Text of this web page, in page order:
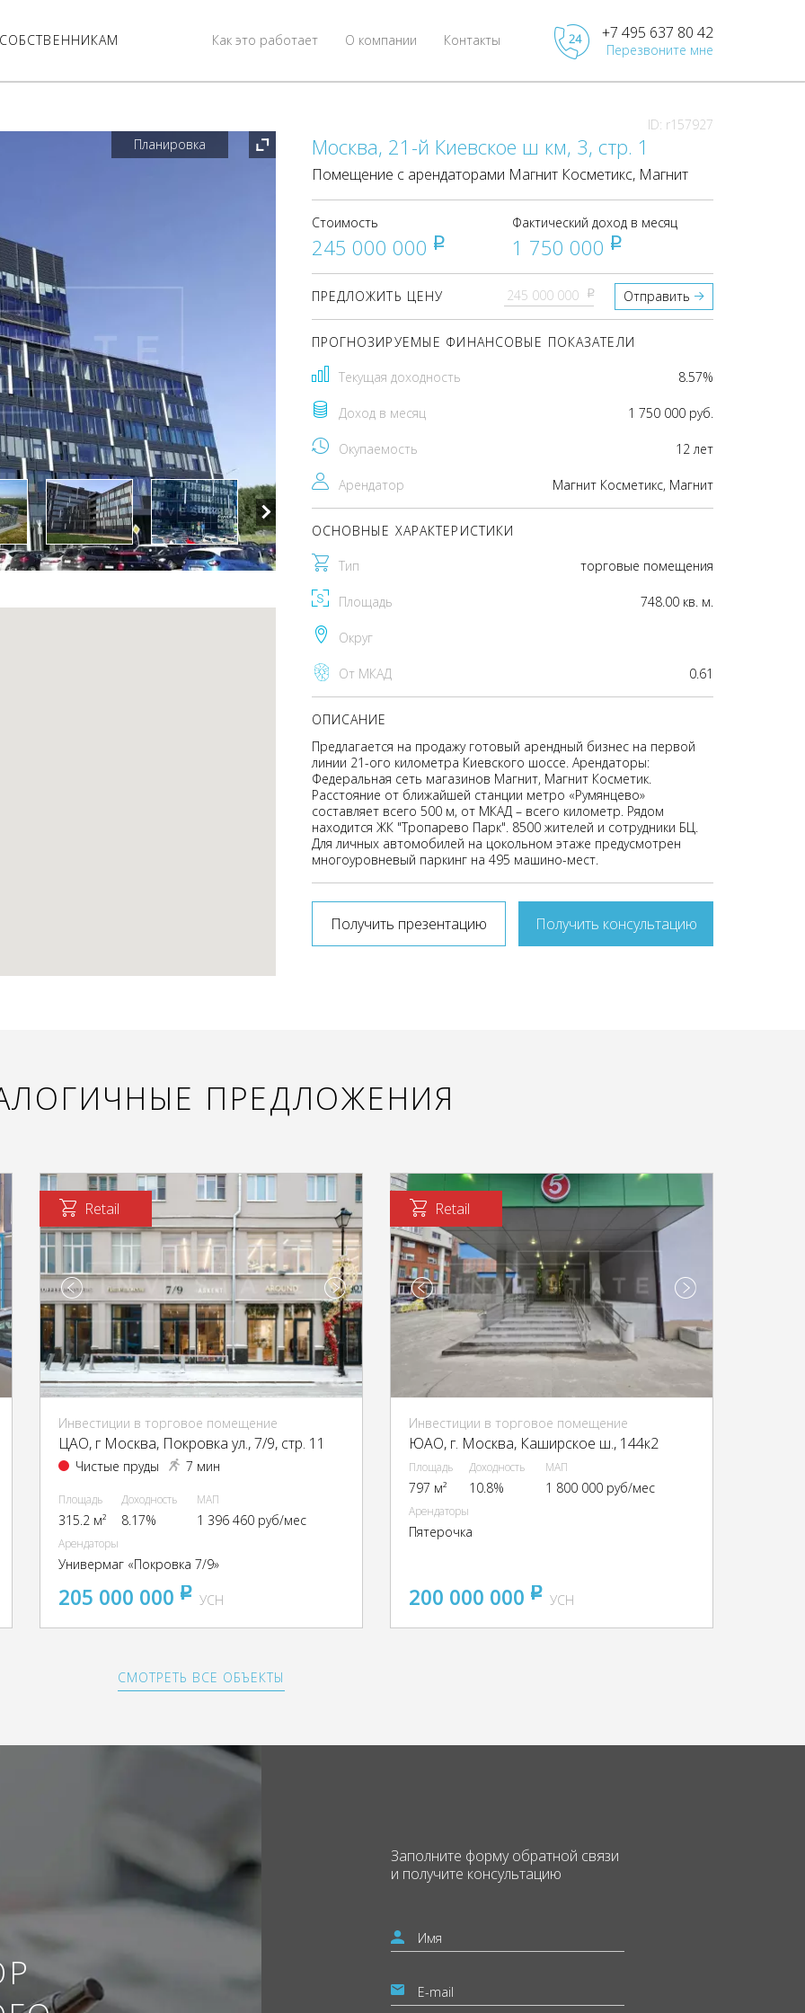
Контакты
О компании
Как это работает +7 495 637 80 42
Перезвоните мне
ID: r157927
Планировка
Москва, 21-й Киевское ш км, 3, стр. 1
Помещение с арендаторами Магнит Косметикс, Магнит
Стоимость
245 000 000 pуб
Фактический доход в месяц
1 750 000 pуб
ПРЕДЛОЖИТЬ ЦЕНУ pуб Отправить
ПРОГНОЗИРУЕМЫЕ ФИНАНСОВЫЕ ПОКАЗАТЕЛИ
Текущая доходность 8.57%
Доход в месяц 1 750 000 руб.
Окупаемость 12 лет
Арендатор Магнит Косметикс, Магнит
ОСНОВНЫЕ ХАРАКТЕРИСТИКИ
Тип торговые помещения
Площадь 748.00 кв. м.
Округ
От МКАД 0.61
ОПИСАНИЕ
Предлагается на продажу готовый арендный бизнес на первой
линии 21-ого километра Киевского шоссе. Арендаторы:
Федеральная сеть магазинов Магнит, Магнит Косметик.
Расстояние от ближайшей станции метро «Румянцево»
составляет всего 500 м, от МКАД – всего километр. Рядом
находится ЖК "Тропарево Парк". 8500 жителей и сотрудники БЦ.
Для личных автомобилей на цокольном этаже предусмотрен
многоуровневый паркинг на 495 машино-мест.
Получить презентацию Получить консультацию
ПРЕДЛОЖЕНИЯ
Retail
Инвестиции в торговое помещение
ЦАО, г Москва, Покровка ул., 7/9, стр. 11
Чистые пруды 7 мин
Площадь
315.2 м²
Доходность
8.17%
МАП
1 396 460 руб/мес
Арендаторы
Универмаг «Покровка 7/9»
205 000 000 pуб
УСН
Retail
Инвестиции в торговое помещение
ЮАО, г. Москва, Каширское ш., 144к2
Площадь
797 м²
Доходность
10.8%
МАП
1 800 000 руб/мес
Арендаторы
Пятерочка
200 000 000 pуб
УСН
СМОТРЕТЬ ВСЕ ОБЪЕКТЫ
Заполните формуобратной связи
и получите консультацию